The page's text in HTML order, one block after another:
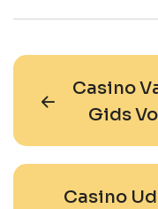
Casino
Gids
Casino